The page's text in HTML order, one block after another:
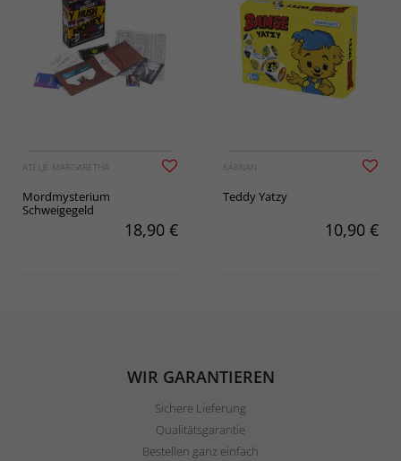
ATELJÉ MARGARETHA
Mordmysterium
Schweigegeld
18,90 €
KÄRNAN
Teddy Yatzy
10,90 €
WIR GARANTIEREN
Sichere Lieferung
Qualitätsgarantie
Bestellen ganz einfach